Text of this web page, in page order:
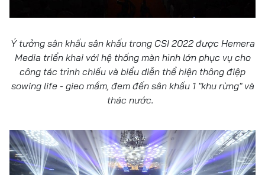
Ý tưởng sân khấu sân khấu trong CSI 2022 được Hemera
Media triển khai với hệ thống màn hình lớn phục vụ cho
công tác trình chiếu và biểu diễn thể hiện thông điệp
sowing life - gieo mầm, đem đến sân khấu 1 "khu rừng" và
thác nước.